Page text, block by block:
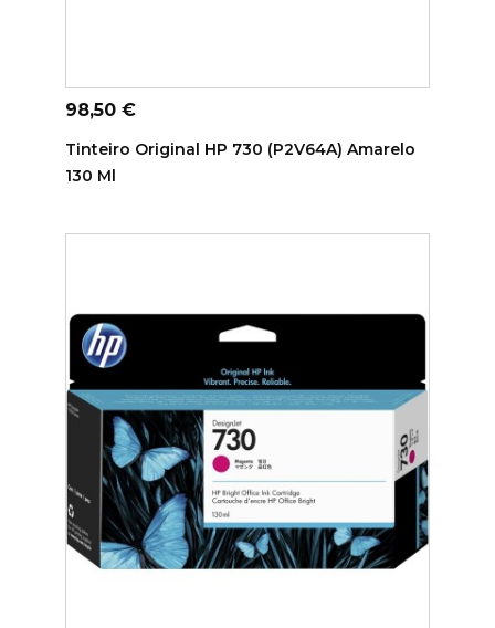
ADICIONAR AO CARRINHO
Preço
98,50 €
Tinteiro Original HP 730 (P2V64A) Amarelo
130 Ml